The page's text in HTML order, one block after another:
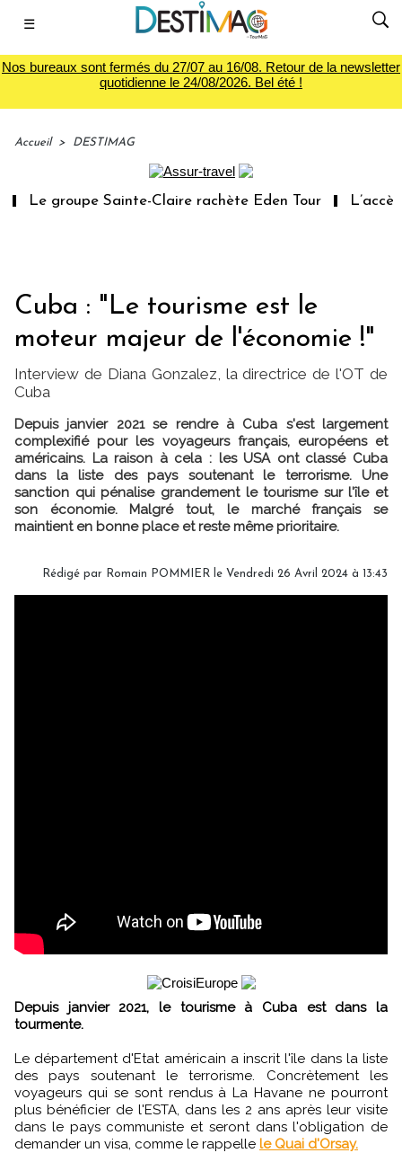
☰
Nos bureaux sont fermés du 27/07 au 16/08. Retour de la newsletter
quotidienne le 24/08/2026. Bel été !
Accueil > DESTIMAG
Le groupe Sainte-Claire rachète Eden Tour L’accès
Cuba : "Le tourisme est le
moteur majeur de l'économie !"
Interview de Diana Gonzalez, la directrice de l'OT de
Cuba
Depuis janvier 2021 se rendre à Cuba s'est largement
complexifié pour les voyageurs français, européens et
américains. La raison à cela : les USA ont classé Cuba
dans la liste des pays soutenant le terrorisme. Une
sanction qui pénalise grandement le tourisme sur l'île et
son économie. Malgré tout, le marché français se
maintient en bonne place et reste même prioritaire.
Rédigé par Romain POMMIER le Vendredi 26 Avril 2024 à 13:43
Depuis janvier 2021, le tourisme à Cuba est dans la
tourmente.
Le département d'Etat américain a inscrit l'île dans la liste
des pays soutenant le terrorisme. Concrètement les
voyageurs qui se sont rendus à La Havane ne pourront
plus bénéficier de l'ESTA, dans les 2 ans après leur visite
dans le pays communiste et seront dans l'obligation de
demander un visa, comme le rappelle le Quai d'Orsay.